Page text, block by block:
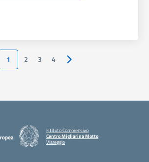
1 2 3 4 Pagina successiva
Istituto Comprensivo
Centro Migliarina Motto
Viareggio